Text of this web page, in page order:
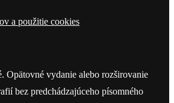
a použitie cookies
Opätovné vydanie alebo rozširovanie
bez predchádzajúceho písomného